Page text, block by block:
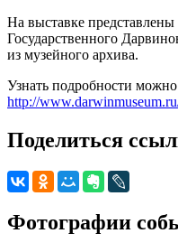
На выставке
Государственного
из музейного архива.
Узнать подробности можно
http://
Поделиться
Фотографии